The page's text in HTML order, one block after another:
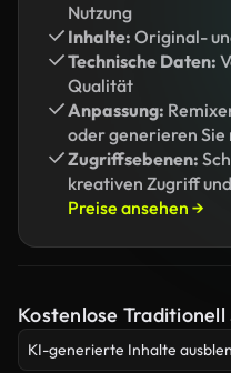
Nutzung
Inhalte: Original-
Technische Daten:
Qualität
Anpassung:
oder generieren Sie
Zugriffsebenen:
kreativen Zugriff
Preise ansehen →
Kostenlose Traditionell
KI-generierte Inhalte